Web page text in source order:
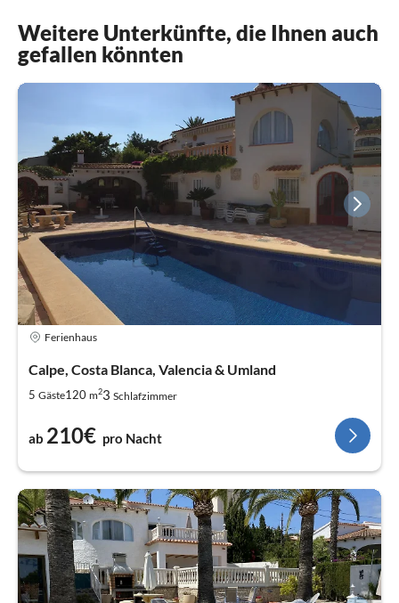
Weitere Unterkünfte, die Ihnen auch
gefallen könnten
Ferienhaus
Calpe, Costa Blanca, Valencia & Umland
5 Gäste120 m23 Schlafzimmer
ab 210€ pro Nacht